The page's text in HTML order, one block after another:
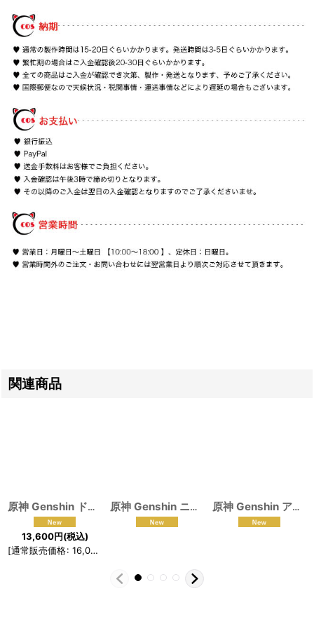
関連商品
原神 Genshin ドリー コスプレ衣装 190737]
13,600円(税込)
[通常販売価格: 16,000
原神 Genshin ニィロウ コスプレ衣装 [原神 Genshin アルハイゼン コスプレ衣装